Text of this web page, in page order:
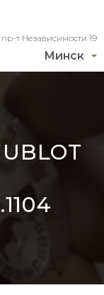
Минск
пр-т Независимости 19